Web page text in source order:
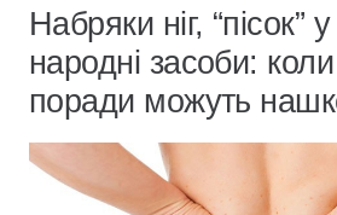
Набряки ніг, “пісок”
народні засоби:
поради можуть